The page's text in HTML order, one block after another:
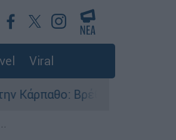
Viral
Βρέθηκαν παλιά